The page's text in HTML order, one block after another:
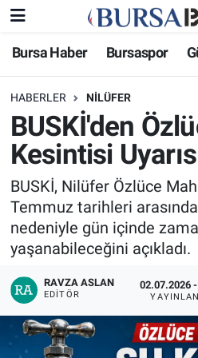
Bursa Haber Bursaspor
HABERLER NILÜFER
BUSKİ'den
Kesintisi
BUSKİ, Nilüfer Özlüce
Temmuz tarihleri arasında
nedeniyle gün içinde
yaşanabileceğini açıkladı.
RAVZA ASLAN
EDITÖR
02.07.2026
Bursa Haber
Genel
Politika
Bilim, Teknoloji
KÜLTÜR-SANAT
Gündem
Bursa Nöbetçi Eczaneler
Bursa Hava Durumu
Bursa Namaz Vakitleri
Bursa Trafik Yoğunluk
Süper Lig Puan Durumu
Haber Arşivi